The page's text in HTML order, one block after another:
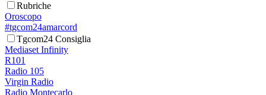
Rubriche
Oroscopo
#tgcom24amarcord
Tgcom24 Consiglia
Mediaset Infinity
R101
Radio 105
Virgin Radio
Radio Montecarlo